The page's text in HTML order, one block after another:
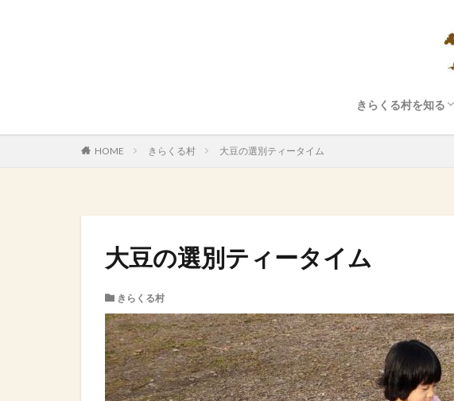
きらくる村を知る
イベント
村の設備
ぷちリトリート
料金
お願いと注意事項
HOME きらくる村 大豆の選別ティータイム
大豆の選別ティータイム
きらくる村